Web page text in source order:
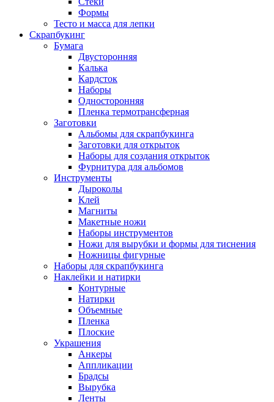
Формы
Тесто и масса для лепки
Скрапбукинг
Бумага
Двусторонняя
Калька
Кардсток
Наборы
Односторонняя
Пленка термотрансферная
Заготовки
Альбомы для скрапбукинга
Заготовки для открыток
Наборы для создания открыток
Фурнитура для альбомов
Инструменты
Дыроколы
Клей
Магниты
Макетные ножи
Наборы инструментов
Ножи для вырубки и формы для тиснения
Ножницы фигурные
Наборы для скрапбукинга
Наклейки и натирки
Контурные
Натирки
Объемные
Пленка
Плоские
Украшения
Анкеры
Аппликации
Брадсы
Вырубка
Ленты